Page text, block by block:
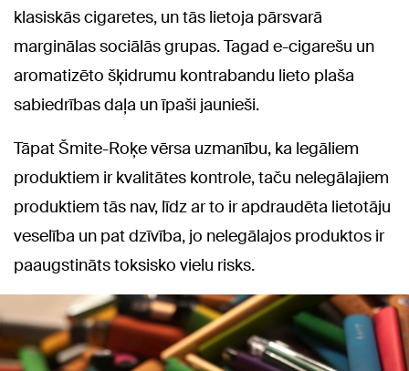
klasiskās cigaretes, un tās lietoja pārsvarā
marginālas sociālās grupas. Tagad e-cigarešu un
aromatizēto šķidrumu kontrabandu lieto plaša
sabiedrības daļa un īpaši jaunieši.
Tāpat Šmite-Roķe vērsa uzmanību, ka legāliem
produktiem ir kvalitātes kontrole, taču nelegālajiem
produktiem tās nav, līdz ar to ir apdraudēta lietotāju
veselība un pat dzīvība, jo nelegālajos produktos ir
paaugstināts toksisko vielu risks.